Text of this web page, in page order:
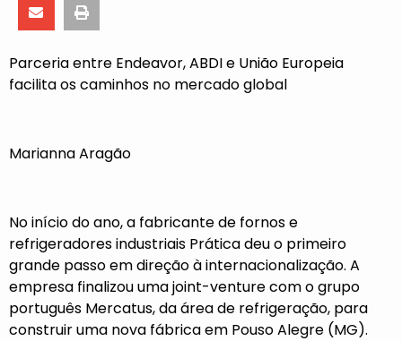
Parceria entre Endeavor, ABDI e União Europeia
facilita os caminhos no mercado global
Marianna Aragão
No início do ano, a fabricante de fornos e
refrigeradores industriais Prática deu o primeiro
grande passo em direção à internacionalização. A
empresa finalizou uma joint-venture com o grupo
português Mercatus, da área de refrigeração, para
construir uma nova fábrica em Pouso Alegre (MG).